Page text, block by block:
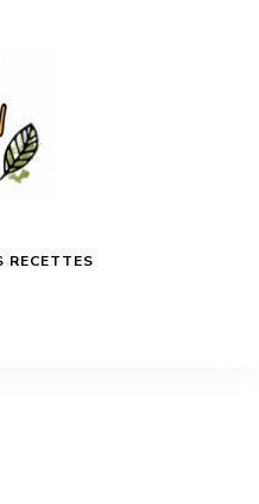
RECETTES